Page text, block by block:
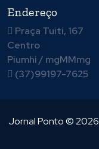
Endereço
Praça Tuiti, 167
Centro
Piumhi / mgMMmg
(37)99197-7625
Jornal Ponto ©2026